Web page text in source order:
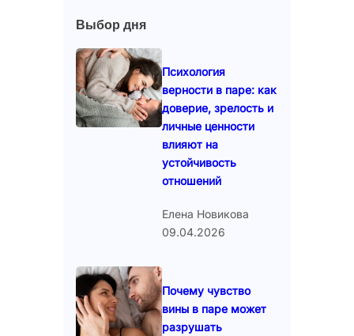
Выбор дня
Психология
верности в паре: как
доверие, зрелость и
личные ценности
влияют на
устойчивость
отношений
Елена Новикова
09.04.2026
Почему чувство
вины в паре может
разрушать